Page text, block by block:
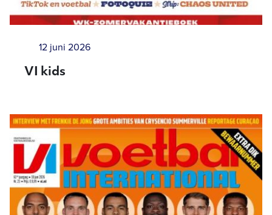
12 juni 2026
VI kids